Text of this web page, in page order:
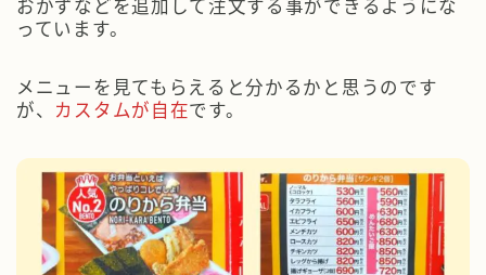
おかずなどを追加して注文する事ができるようにな
っています。
メニューを見てもらえると分かるかと思うのです
が、 カスタムが自在です。